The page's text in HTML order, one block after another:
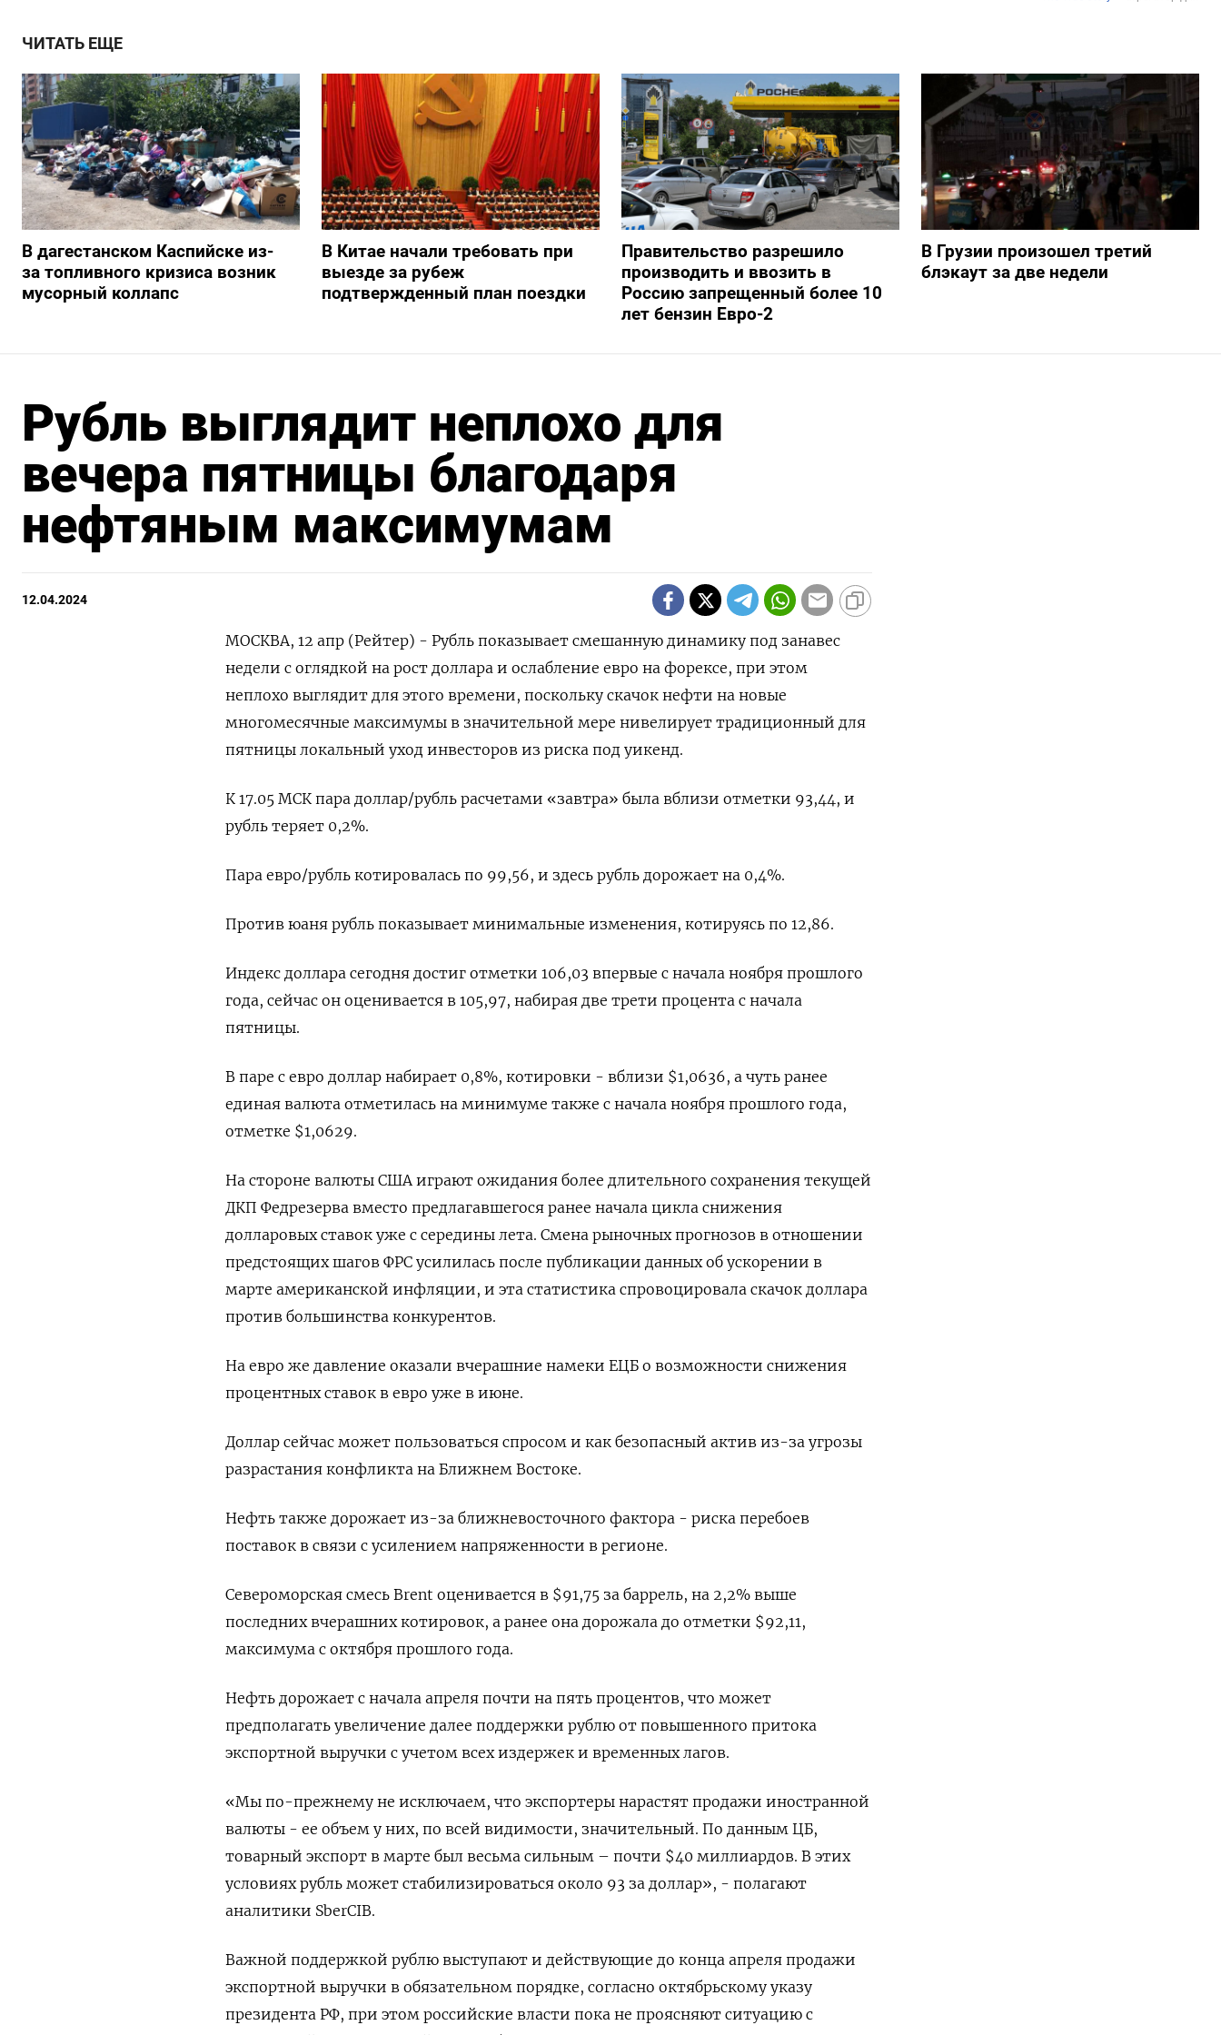
ЧИТАТЬ ЕЩЕ
В дагестанском Каспийске из-
за топливного кризиса возник
мусорный коллапс
В Китае начали требовать при
выезде за рубеж
подтвержденный план поездки
Правительство разрешило
производить и ввозить в
Россию запрещенный более 10
лет бензин Евро-2
В Грузии произошел третий
блэкаут за две недели
Рубль выглядит неплохо для
вечера пятницы благодаря
нефтяным максимумам
12.04.2024
МОСКВА, 12 апр (Рейтер) - Рубль показывает смешанную динамику под занавес
недели с оглядкой на рост доллара и ослабление евро на форексе, при этом
неплохо выглядит для этого времени, поскольку скачок нефти на новые
многомесячные максимумы в значительной мере нивелирует традиционный для
пятницы локальный уход инвесторов из риска под уикенд.
К 17.05 МСК пара доллар/рубль расчетами «завтра» была вблизи отметки 93,44, и
рубль теряет 0,2%.
Пара евро/рубль котировалась по 99,56, и здесь рубль дорожает на 0,4%.
Против юаня рубль показывает минимальные изменения, котируясь по 12,86.
Индекс доллара сегодня достиг отметки 106,03 впервые с начала ноября прошлого
года, сейчас он оценивается в 105,97, набирая две трети процента с начала
пятницы.
В паре с евро доллар набирает 0,8%, котировки - вблизи $1,0636, а чуть ранее
единая валюта отметилась на минимуме также с начала ноября прошлого года,
отметке $1,0629.
На стороне валюты США играют ожидания более длительного сохранения текущей
ДКП Федрезерва вместо предлагавшегося ранее начала цикла снижения
долларовых ставок уже с середины лета. Смена рыночных прогнозов в отношении
предстоящих шагов ФРС усилилась после публикации данных об ускорении в
марте американской инфляции, и эта статистика спровоцировала скачок доллара
против большинства конкурентов.
На евро же давление оказали вчерашние намеки ЕЦБ о возможности снижения
процентных ставок в евро уже в июне.
Доллар сейчас может пользоваться спросом и как безопасный актив из-за угрозы
разрастания конфликта на Ближнем Востоке.
Нефть также дорожает из-за ближневосточного фактора - риска перебоев
поставок в связи с усилением напряженности в регионе.
Североморская смесь Brent оценивается в $91,75 за баррель, на 2,2% выше
последних вчерашних котировок, а ранее она дорожала до отметки $92,11,
максимума с октября прошлого года.
Нефть дорожает с начала апреля почти на пять процентов, что может
предполагать увеличение далее поддержки рублю от повышенного притока
экспортной выручки с учетом всех издержек и временных лагов.
«Мы по-прежнему не исключаем, что экспортеры нарастят продажи иностранной
валюты - ее объем у них, по всей видимости, значительный. По данным ЦБ,
товарный экспорт в марте был весьма сильным – почти $40 миллиардов. В этих
условиях рубль может стабилизироваться около 93 за доллар», - полагают
аналитики SberCIB.
Важной поддержкой рублю выступают и действующие до конца апреля продажи
экспортной выручки в обязательном порядке, согласно октябрьскому указу
президента РФ, при этом российские власти пока не проясняют ситуацию с